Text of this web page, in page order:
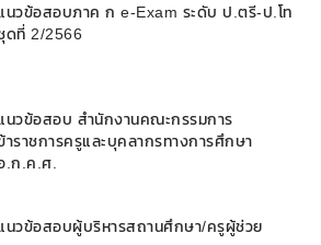
นวข้อสอบภาค ก e-Exam ระดับ ป.ตรี-ป.โท
ดที่ 2/2566
นวข้อสอบ สำนักงานคณะกรรมการ
าราชการครูและบุคลากรทางการศึกษา
.ก.ค.ศ.
นวข้อสอบผู้บริหารสถานศึกษา/ครูผู้ช่วย